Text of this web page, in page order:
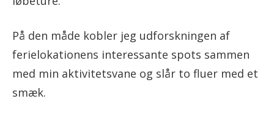
På den måde kobler jeg udforskningen af
ferielokationens interessante spots sammen
med min aktivitetsvane og slår to fluer med et
smæk.